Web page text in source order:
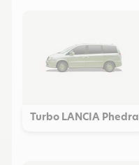
Turbo LANCIA Phedra